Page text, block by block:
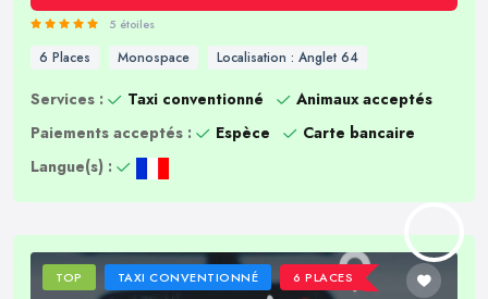
5 étoiles
6 Places Monospace Localisation : Anglet 64
Services : Taxi conventionné
Animaux acceptés
Paiements acceptés :
Espèce
Carte bancaire
Langue(s) :
TOP TAXI CONVENTIONNÉ 6 PLACES